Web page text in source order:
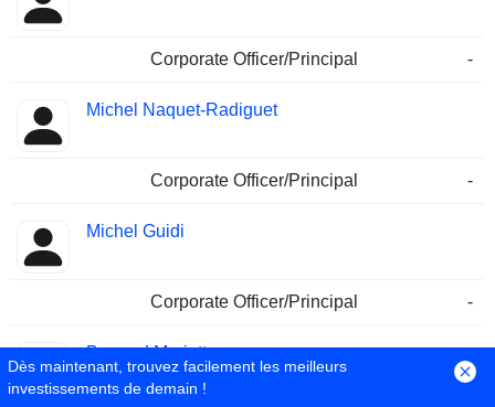
Corporate Officer/Principal -
Michel Naquet-Radiguet
Corporate Officer/Principal -
Michel Guidi
Corporate Officer/Principal -
Bernard Mariette
Dès maintenant, trouvez facilement les meilleurs
investissements de demain !